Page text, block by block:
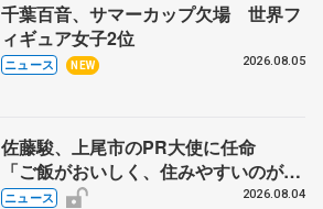
千葉百音、サマーカップ欠場 世界フ
ィギュア女子2位
ニュース NEW 2026.08.05
佐藤駿、上尾市のPR大使に任命
「ご飯がおいしく、住みやすいのが魅
力」
ニュース 2026.08.04